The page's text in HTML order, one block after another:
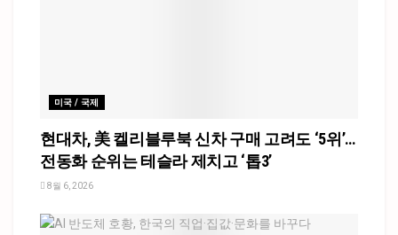
미국 / 국제
현대차, 美 켈리블루북 신차 구매 고려도 ‘5위’…
전동화 순위는 테슬라 제치고 ‘톱3’
8월 6, 2026